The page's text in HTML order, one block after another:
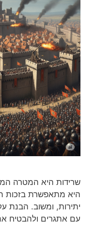
שרידות היא המטרה
היא מתאפשרת בזכות
יתירות, ומשוב. הבנת
עם אתגרים ולהבטיח